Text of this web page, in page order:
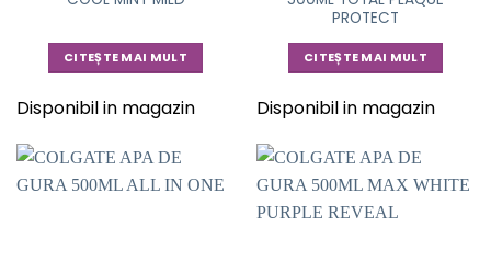
CITEȘTE MAI MULT
Disponibil in magazin
PROTECT
CITEȘTE MAI MULT
Disponibil in magazin